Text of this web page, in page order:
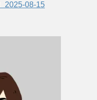
2025-08-15